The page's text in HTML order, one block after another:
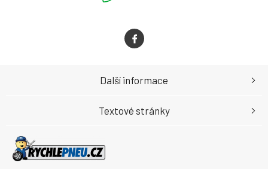
Další informace
Textové stránky